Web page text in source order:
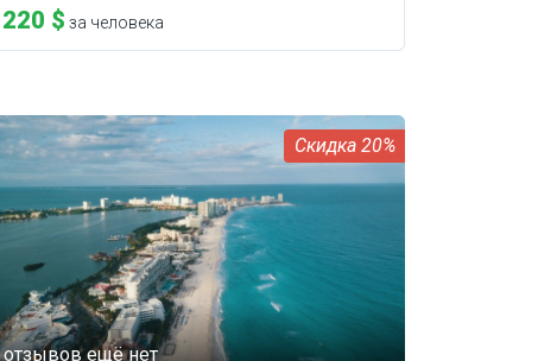
220 $ за человека
20%